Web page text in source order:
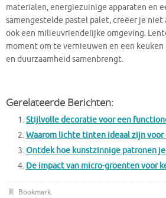
materialen, energiezuinige apparaten en
samengestelde pastel palet, creëer je niet
ook een milieuvriendelijke omgeving.
moment om te vernieuwen en een
en duurzaamheid samenbrengt.
Gerelateerde Berichten:
Stijlvolle decoratie voor een
Waarom lichte tinten ideaal zijn voor
Ontdek hoe kunstzinnige patronen
De impact van micro-groenten voor
Bookmark.